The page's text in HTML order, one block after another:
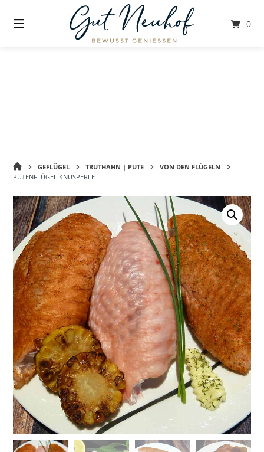
zum
Inhalt
0
GUT
NEUHOF
GEFLÜGEL TRUTHAHN | PUTE
VON DEN FLÜGELN
PUTENFLÜGEL KNUSPERLE